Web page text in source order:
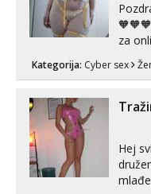
za
ako
😉
line
Kategorija: Cyber sex
Hej
mlađeg 🥰 Klikni na